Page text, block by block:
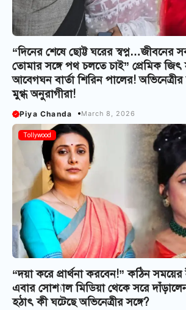
“দিনের শেষে ছোট্ট ঘরের স্বপ্ন…জীবনের
তোমার সঙ্গে পথ চলতে চাই” প্রেমিক জিৎ
আবেগঘন বার্তা শিরিন পালের!
মুগ্ধ অনুরাগীরা!
Piya Chanda March 8, 2026
Tollywood
“দয়া করে প্রার্থনা করবেন!” কঠিন সময়ের
এবার সোশ্যাল মিডিয়া থেকে সরে
হঠাৎ কী ঘটেছে অভিনেত্রীর সঙ্গে?